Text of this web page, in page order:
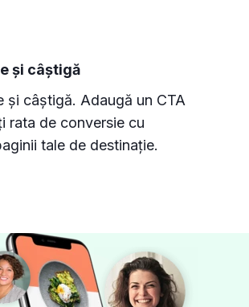
și câștigă
și câștigă. Adaugă un CTA
rata de conversie cu
tale de destinație.